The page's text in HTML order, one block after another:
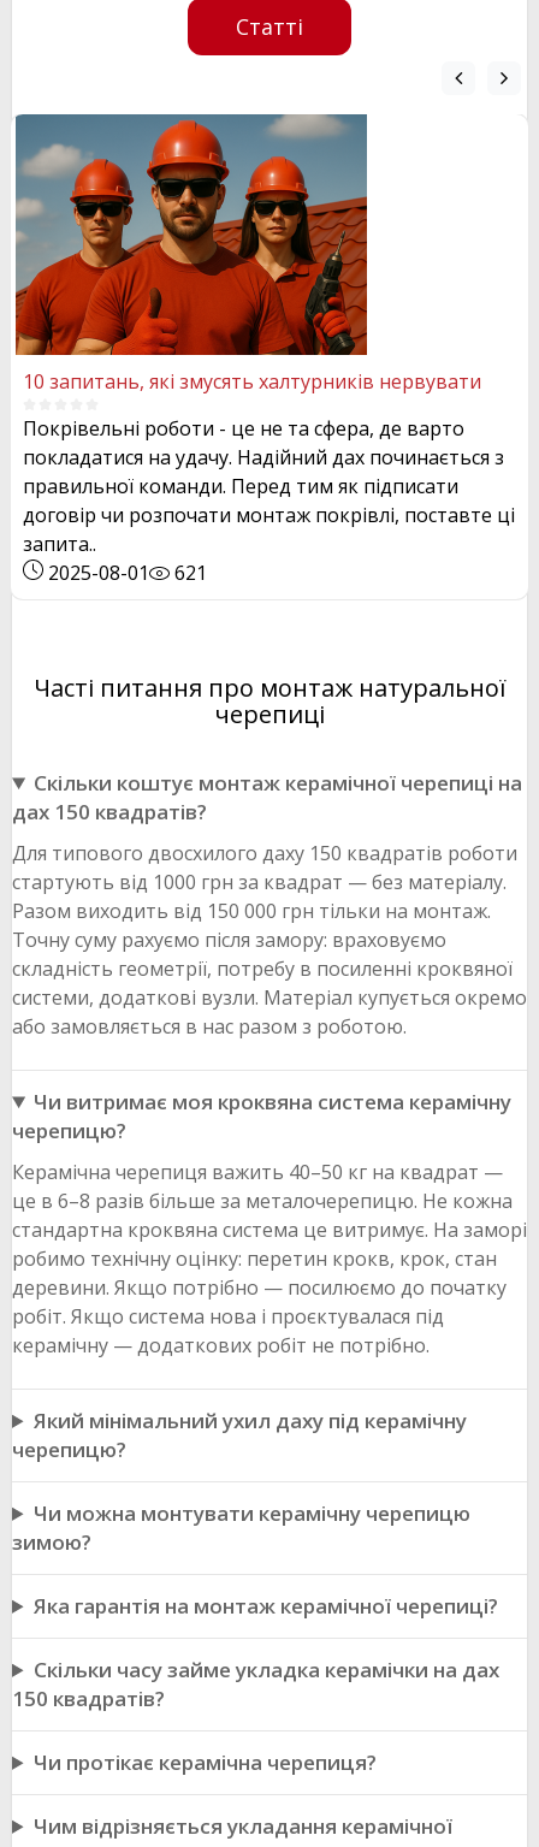
Працюємо за заводською інструкцією — Braas,
Monier, Roben, Tejas Borha дають повну гарантію.
Статті
10 запитань, які змусять халтурників нервувати
Покрівельні роботи - це не та сфера, де варто
покладатися на удачу. Надійний дах починається з
правильної команди. Перед тим як підписати
договір чи розпочати монтаж покрівлі, поставте ці
запита..
2025-08-01
621
Часті питання про монтаж натуральної
черепиці
Скільки коштує монтаж керамічної черепиці на
дах 150 квадратів?
Для типового двосхилого даху 150 квадратів роботи
стартують від 1000 грн за квадрат — без матеріалу.
Разом виходить від 150 000 грн тільки на монтаж.
Точну суму рахуємо після замору: враховуємо
складність геометрії, потребу в посиленні кроквяної
системи, додаткові вузли. Матеріал купується окремо
або замовляється в нас разом з роботою.
Чи витримає моя кроквяна система керамічну
черепицю?
Керамічна черепиця важить 40–50 кг на квадрат —
це в 6–8 разів більше за металочерепицю. Не кожна
стандартна кроквяна система це витримує. На заморі
робимо технічну оцінку: перетин крокв, крок, стан
деревини. Якщо потрібно — посилюємо до початку
робіт. Якщо система нова і проєктувалася під
керамічну — додаткових робіт не потрібно.
Який мінімальний ухил даху під керамічну
черепицю?
Чи можна монтувати керамічну черепицю
зимою?
Яка гарантія на монтаж керамічної черепиці?
Скільки часу займе укладка керамічки на дах
150 квадратів?
Чи протікає керамічна черепиця?
Чим відрізняється укладання керамічної